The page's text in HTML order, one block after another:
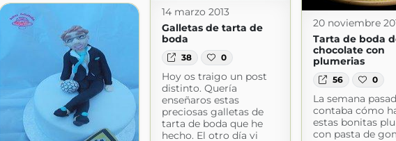
14 marzo 2013
Galletas de tarta de
boda
38 0
Hoy os traigo un post
distinto. Quería
enseñaros estas
preciosas galletas de
tarta de boda que he
hecho. El otro día vi
20 noviembre
Tarta de boda
chocolate con
plumerias
56 0
La semana
contaba cómo
estas bonitas
con pasta de